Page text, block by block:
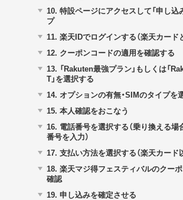
10. 特設ページにアクセスして「申し込
プ
11. 楽天IDでログインする（楽天カード
12. クーポンコードの適用を確認する
13. 「Rakuten最強プラン」もしくは「
T」を選択する
14. オプションの有無・SIMのタイプを
15. 本人確認をおこなう
16. 電話番号を選択する（乗り換える場
番号を入力）
17. 支払い方法を選択する（楽天カード
18. 楽天マジ得フェスティバルのクー
確認
19. 申し込みを確定させる